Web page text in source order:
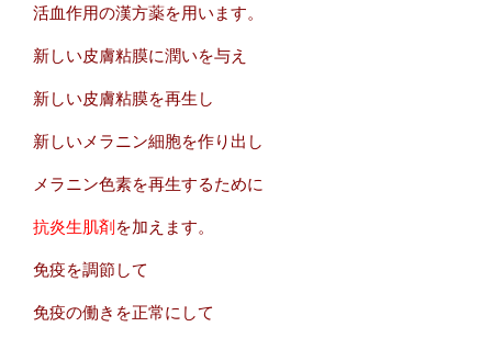
活血作用の漢方薬を用います。
新しい皮膚粘膜に潤いを与え
新しい皮膚粘膜を再生し
新しいメラニン細胞を作り出し
メラニン色素を再生するために
抗炎生肌剤を加えます。
免疫を調節して
免疫の働きを正常にして